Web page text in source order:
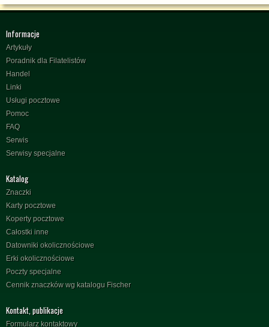
Informacje
Artykuły
Poradnik dla Filatelistów
Handel
Linki
Usługi pocztowe
Pomoc
FAQ
Serwis
Serwisy specjalne
Katalog
Znaczki
Karty pocztowe
Koperty pocztowe
Całostki inne
Datowniki okolicznościowe
Erki okolicznościowe
Poczty specjalne
Cennik znaczków wg katalogu Fischer
Kontakt, publikacje
Formularz kontaktowy